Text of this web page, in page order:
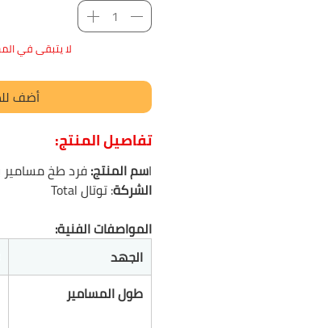
لا يتبقى في
أضف
تفاصيل المنتج:
اسم المنتج:فرد طخ مسامير
الشركة: توتال Total
المواصفات الفنية:
الجهد
طول المسامير